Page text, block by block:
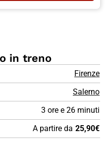
in treno
Firenze
Salerno
3 ore e 26 minuti
A partire da 25,90€